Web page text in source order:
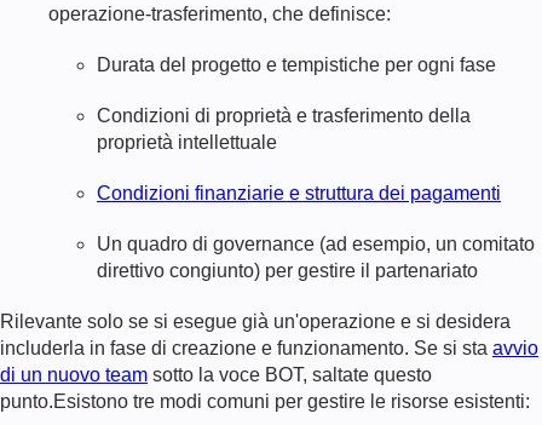
operazione-trasferimento, che definisce:
Durata del progetto e tempistiche per ogni fase
Condizioni di proprietà e trasferimento della
proprietà intellettuale
Condizioni finanziarie e struttura dei pagamenti
Un quadro di governance (ad esempio, un comitato
direttivo congiunto) per gestire il partenariato
Rilevante solo se si esegue già un'operazione e si desidera
includerla in fase di creazione e funzionamento. Se si sta avvio
di un nuovo team sotto la voce BOT, saltate questo
punto.Esistono tre modi comuni per gestire le risorse esistenti: